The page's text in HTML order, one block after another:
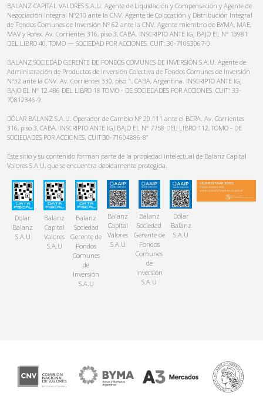
BALANZ CAPITAL VALORES S.A.U. Agente de Liquidación y Compensación y Agente de
Negociación Integral N°210 ante la CNV. Agente de Colocación y Distribución Integral
de Fondos Comunes de Inversión N° 62 ante la CNV. Agente miembro de BYMA, MAE,
MAV y Rofex. Av. Corrientes 316, piso 3, CABA. INSCRIPTO ANTE IGJ BAJO EL N° 13981
DEL LIBRO 40, TOMO — SOCIEDAD POR ACCIONES. CUIT: 30-71063067-0.
BALANZ SOCIEDAD GERENTE DE FONDOS COMUNES DE INVERSIÓN S.A.U. Agente de
Administración de Productos de Inversión Colectiva de Fondos Comunes de Inversión
N°32 ante la CNV. Av. Corrientes 330, piso 1, CABA, Argentina. INSCRIPTO ANTE IGJ
BAJO EL N° 12.486 DEL LIBRO 18 TOMO - DE SOCIEDADES POR ACCIONES. CUIT: 33-
70812346-9.
DÓLAR BALANZ S.A.U. Operador de Cambio N° 20.111 ante el BCRA. Av. Corrientes
316, piso 3, CABA. INSCRIPTO ANTE IGJ BAJO EL N° 7758 DEL LIBRO 112, TOMO - DE
SOCIEDADES POR ACCIONES. CUIT 30-71604886-8”
Este sitio y su contenido forman parte de la propiedad intelectual de Balanz Capital
Valores S.A.U, que se encuentra debidamente protegida.
Dolar
Balanz
S.A.U
Balanz
Capital
Valores
S.A.U
Balanz
Sociedad
Gerente de
Fondos
Comunes
de
Inversión
S.A.U
Balanz
Capital
Valores
S.A.U
Balanz
Sociedad
Gerente de
Fondos
Comunes
de
Inversión
S.A.U
Dólar
Balanz
S.A.U